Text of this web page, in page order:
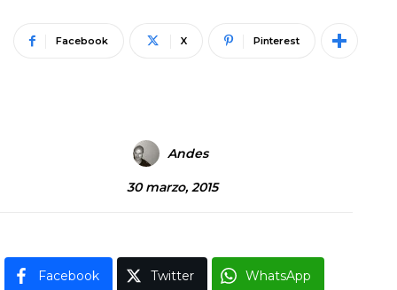
Facebook X Pinterest
Andes
30 marzo, 2015
Facebook Twitter WhatsApp